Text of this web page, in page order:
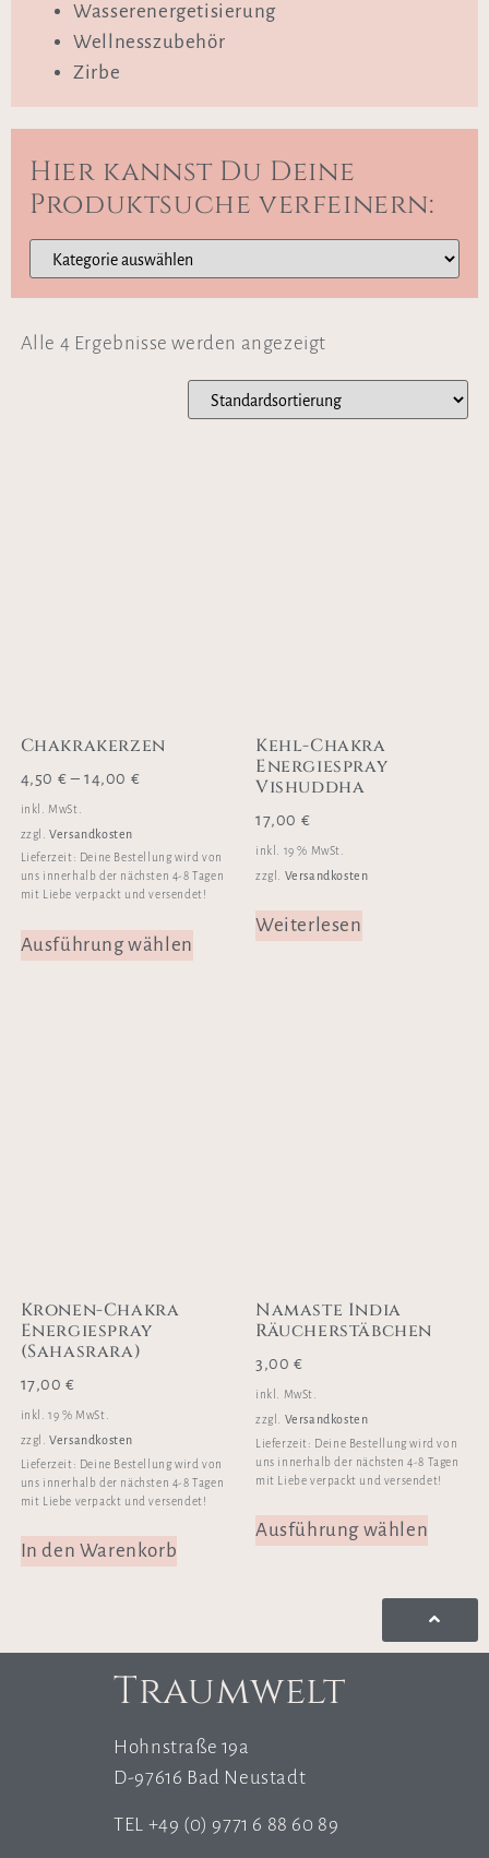
Wasserenergetisierung
Wellnesszubehör
Zirbe
Hier kannst Du Deine
Produktsuche verfeinern:
Alle 4 Ergebnisse werden angezeigt
Chakrakerzen
4,50 €– 14,00 €
inkl. MwSt.
zzgl.Versandkosten
Lieferzeit: Deine Bestellung wird von
uns innerhalb der nächsten 4-8 Tagen
mit Liebe verpackt und versendet!
Ausführung wählen
Kehl-Chakra
Energiespray
Vishuddha
17,00 €
inkl. 19 % MwSt.
zzgl. Versandkosten
Weiterlesen
Kronen-Chakra
Energiespray
(Sahasrara)
17,00€
inkl. 19 % MwSt.
zzgl.Versandkosten
Lieferzeit: Deine Bestellung wird von
uns innerhalb der nächsten 4-8 Tagen
mit Liebe verpackt und versendet!
In den Warenkorb
Namaste India
Räucherstäbchen
3,00 €
inkl. MwSt.
zzgl. Versandkosten
Lieferzeit: Deine Bestellung wird von
uns innerhalb der nächsten 4-8 Tagen
mit Liebe verpackt und versendet!
Ausführung wählen
Traumwelt
Hohnstraße 19a
D-97616 Bad Neustadt
TEL +49 (0) 9771 6 88 60 89